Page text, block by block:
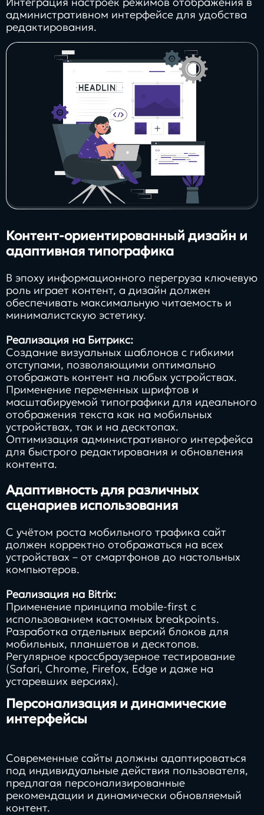
административном интерфейсе для удобства
редактирования.
Контент-ориентированный дизайн и
адаптивная типографика
В эпоху информационного перегруза ключевую
роль играет контент, а дизайн должен
обеспечивать максимальную читаемость и
минималистскую эстетику.
Реализация на Битрикс:
Создание визуальных шаблонов с гибкими
отступами, позволяющими оптимально
отображать контент на любых устройствах.
Применение переменных шрифтов и
масштабируемой типографики для идеального
отображения текста как на мобильных
устройствах, так и на десктопах.
Оптимизация административного интерфейса
для быстрого редактирования и обновления
контента.
Адаптивность для различных
сценариев использования
С учётом роста мобильного трафика сайт
должен корректно отображаться на всех
устройствах – от смартфонов до настольных
компьютеров.
Реализация на Bitrix:
Применение принципа mobile-first с
использованием кастомных breakpoints.
Разработка отдельных версий блоков для
мобильных, планшетов и десктопов.
Регулярное кроссбраузерное тестирование
(Safari, Chrome, Firefox, Edge и даже на
устаревших версиях).
Персонализация и динамические
интерфейсы
Современные сайты должны адаптироваться
под индивидуальные действия пользователя,
предлагая персонализированные
рекомендации и динамически обновляемый
контент.